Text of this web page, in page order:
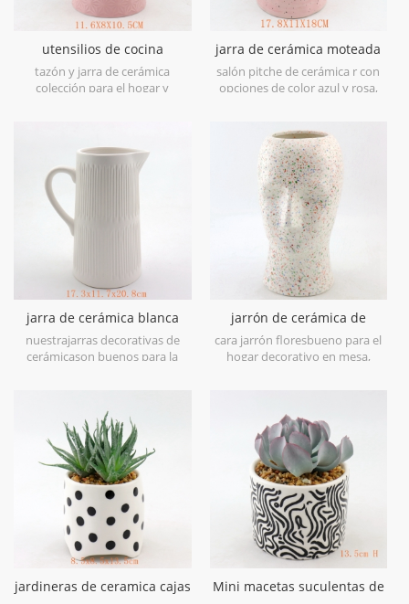
utensilios de cocina
pequeña jarra de leche de
cerámica verde
tazón y jarra de cerámica
colección para el hogar y
jarra de cerámica moteada
azul y blanco
salón pitche de cerámica r con
opciones de color azul y rosa,
jarra de cerámica blanca
mate
nuestrajarras decorativas de
cerámicason buenos para la
decorativosjarrón de jarra.
jarrón de cerámica de
terrazo de estilo casero de
zara con cara
cara jarrón floresbueno para el
hogar decorativo en mesa,
jardineras de ceramica cajas
Mini macetas suculentas de